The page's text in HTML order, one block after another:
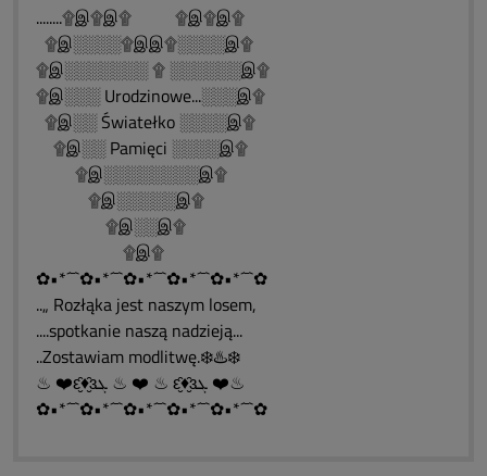
........۩இ۩இ۩ ۩இ۩இ۩
۩இ░░░░۩இஇ۩░░░░இ۩
۩இ░░░░░░░ ۩ ░░░░░░இ۩
۩இ░░░ Urodzinowe...░░░இ۩
۩இ░░ Światełko ░░░░இ۩
۩இ░░ Pamięci ░░░░இ۩
۩இ░░░░░░░░இ۩
۩இ░░░░░இ۩
۩இ░░இ۩
۩இ۩
✿•*´¯`✿•*´¯`✿•*´¯`✿•*´¯`✿•*´¯`✿
..„ Rozłąka jest naszym losem,
....spotkanie naszą nadzieją...
..Zostawiam modlitwę.❄️♨️❄️
♨ ❤️ԑ̮̑♦̮̑ɜܓ ♨ ❤️ ♨ ԑ̮̑♦̮̑ɜܓ ❤️♨
✿•*´¯`✿•*´¯`✿•*´¯`✿•*´¯`✿•*´¯`✿